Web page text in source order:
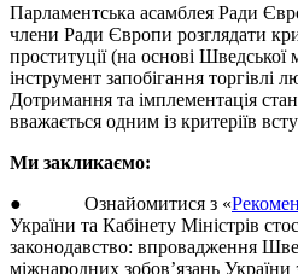
Парламентська асамблея Ради
члени Ради Європи розглядати
проституції (на основі
інструмент запобігання торгівлі
Дотримання та імплементація
вважається одним із критеріїв
Ми закликаємо:
● Ознайомитися з «
України та Кабінету Міністрів
законодавство: впровадження
міжнародних зобов’язань України